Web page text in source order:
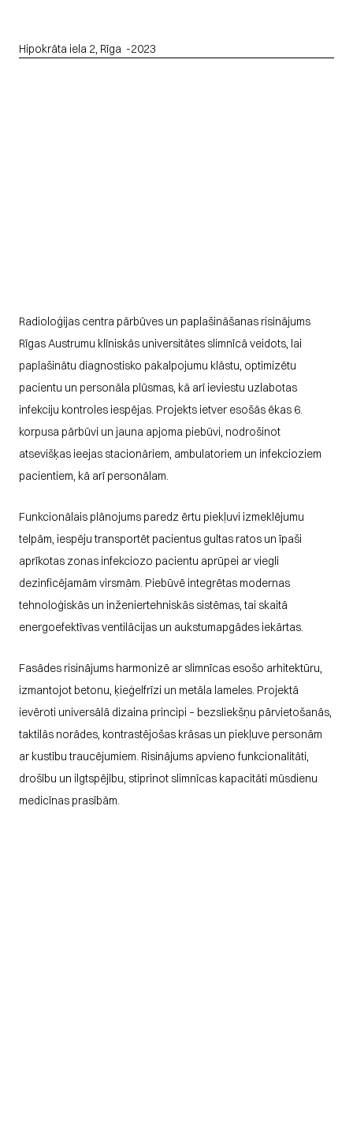
Hipokrāta iela 2, Rīga
  -
2023
Radioloģijas centra pārbūves un paplašināšanas risinājums
Rīgas Austrumu klīniskās universitātes slimnīcā veidots, lai
paplašinātu diagnostisko pakalpojumu klāstu, optimizētu
pacientu un personāla plūsmas, kā arī ieviestu uzlabotas
infekciju kontroles iespējas. Projekts ietver esošās ēkas 6.
korpusa pārbūvi un jauna apjoma piebūvi, nodrošinot
atsevišķas ieejas stacionāriem, ambulatoriem un infekcioziem
pacientiem, kā arī personālam.
Funkcionālais plānojums paredz ērtu piekļuvi izmeklējumu
telpām, iespēju transportēt pacientus gultas ratos un īpaši
aprīkotas zonas infekciozo pacientu aprūpei ar viegli
dezinficējamām virsmām. Piebūvē integrētas modernas
tehnoloģiskās un inženiertehniskās sistēmas, tai skaitā
energoefektīvas ventilācijas un aukstumapgādes iekārtas.
Fasādes risinājums harmonizē ar slimnīcas esošo arhitektūru,
izmantojot betonu, ķieģelfrīzi un metāla lameles. Projektā
ievēroti universālā dizaina principi – bezsliekšņu pārvietošanās,
taktilās norādes, kontrastējošas krāsas un piekļuve personām
ar kustību traucējumiem. Risinājums apvieno funkcionalitāti,
drošību un ilgtspējību, stiprinot slimnīcas kapacitāti mūsdienu
medicīnas prasībām.